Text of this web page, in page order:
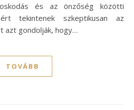
és az önzőség közötti
tekintenek szkeptikusan az
azt gondolják, hogy…
TOVÁBB